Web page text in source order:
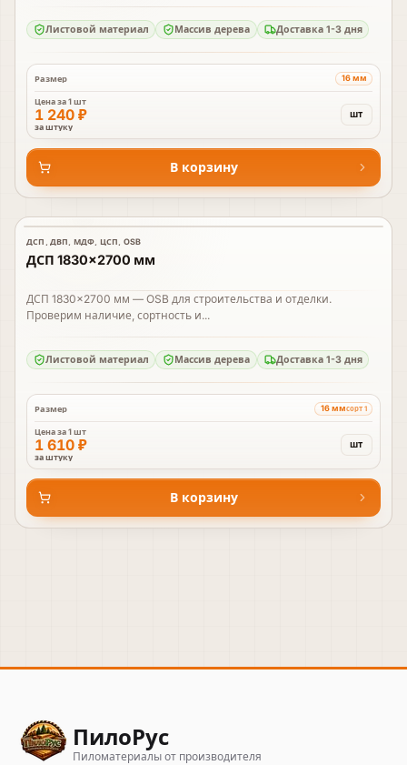
Листовой материал Массив дерева Доставка 1-3 дня
Размер 16 мм
Цена за1 шт
1 240 ₽
за штуку
шт
В корзину
В наличии
ДСП, ДВП, МДФ, ЦСП, OSB
ДСП 1830×2700 мм
ДСП 1830×2700 мм — OSB для строительства и отделки.
Проверим наличие, сортность и...
Листовой материал Массив дерева Доставка 1-3 дня
Размер 16 ммсорт 1
Цена за1 шт
1 610 ₽
за штуку
шт
В корзину
ПилоРус
Пиломатериалы от производителя